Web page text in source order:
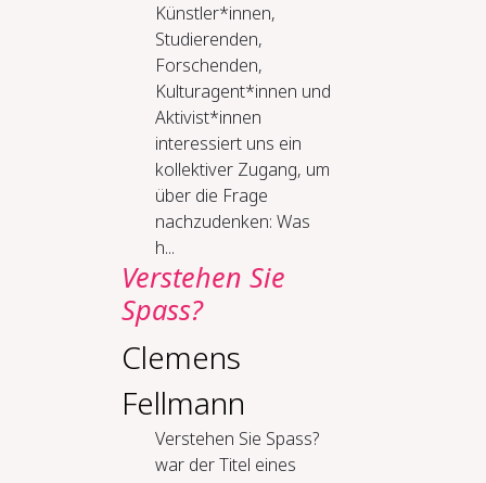
Künstler*innen,
Studierenden,
Forschenden,
Kulturagent*innen und
Aktivist*innen
interessiert uns ein
kollektiver Zugang, um
über die Frage
nachzudenken: Was
h...
Verstehen Sie
Spass?
Clemens
Fellmann
Verstehen Sie Spass?
war der Titel eines